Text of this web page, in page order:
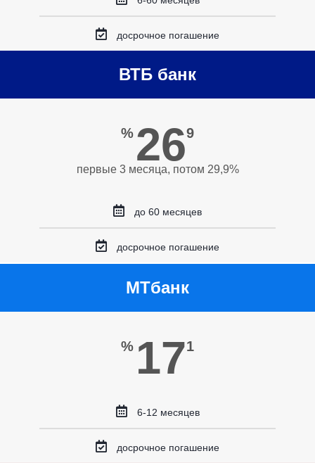
досрочное погашение
ВТБ банк
% 269
первые 3 месяца, потом 29,9%
до 60 месяцев
досрочное погашение
МТбанк
% 171
6-12 месяцев
досрочное погашение